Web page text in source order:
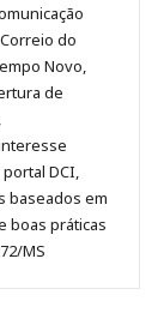
do
Novo,
de
DCI,
baseados em
boas práticas
MS